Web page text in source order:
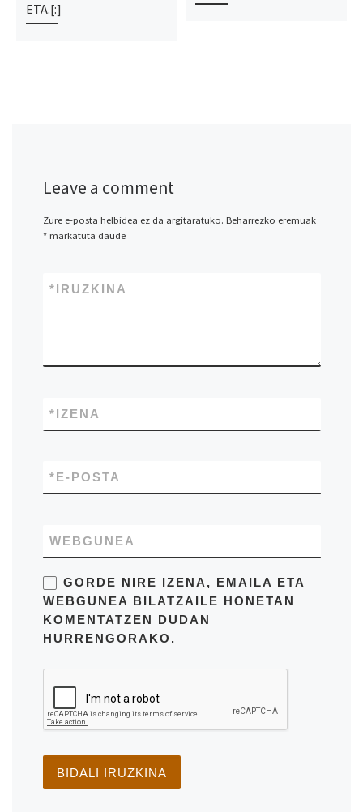
ETA.[:]
Leave a comment
Zure e-posta helbidea ez da argitaratuko. Beharrezko eremuak
*markatuta daude
IRUZKINA
*
IZENA
*
E-POSTA
*
WEBGUNEA
GORDE NIRE IZENA, EMAILA ETA
WEBGUNEA BILATZAILE HONETAN
KOMENTATZEN DUDAN
HURRENGORAKO.